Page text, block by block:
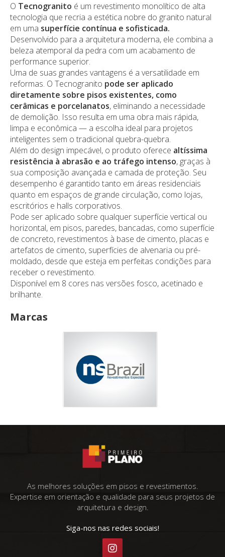
O Tecnogranito é um revestimento monolítico de alta
tecnologia que recria a estética nobre do granito natural
em uma superfície contínua e sofisticada.
Desenvolvido para a arquitetura moderna, ele combina a
beleza atemporal da pedra com um acabamento de
performance superior.
Uma de suas grandes vantagens é a versatilidade em
reformas. O Tecnogranito pode ser aplicado
diretamente sobre pisos existentes, como
cerâmicas e porcelanatos, eliminando a necessidade
de demolição. Isso resulta em uma obra mais rápida,
limpa e econômica — a escolha ideal para projetos
inteligentes sem o tradicional quebra-quebra.
Além do design impecável, o produto oferece altíssima
resistência à abrasão e ao tráfego intenso, graças à
sua composição avançada e camada de proteção. Seu
desempenho é garantido tanto em áreas residenciais
quanto em espaços de grande circulação, como lojas,
escritórios e halls corporativos.
Pode ser aplicado sobre qualquer superfície vertical ou
horizontal, em pisos, paredes, bancadas, como superfície
de concreto, revestimentos à base de cimento, placas e
artefatos de cimento, superfícies de alvenaria ou pré-
moldado, desde que esteja em perfeitas condições para
receber o revestimento.
Disponível em 8 cores nas versões fosco, acetinado e
brilhante.
Marcas
As melhores soluções em pisos e revestimentos.
Expertise em orientação e qualidade para seus projetos de
arquitetura e design.
Siga-nos nas redes sociais!